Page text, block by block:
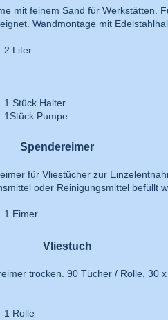
mit feinem Sand für Werkstätten.
Wandmontage mit
Liter
Halter
Pumpe
Spendereimer
für Vliestücher zur
oder Reinigungsmittel befüllt
Vliestuch
trocken. 90 Tücher / Rolle, 30